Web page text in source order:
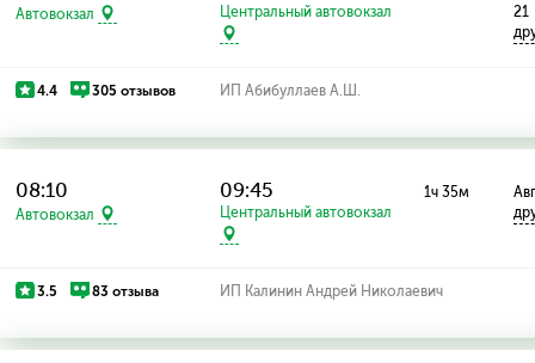
Автовокзал Центральный автовокзал
21
4.4 305 отзывов ИП Абибуллаев А.Ш.
08:10
Автовокзал
09:45
Центральный автовокзал
1ч 35м
3.5 83 отзыва ИП Калинин Андрей Николаевич